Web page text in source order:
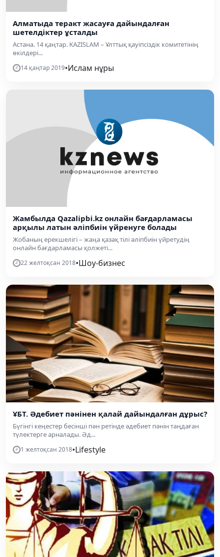
Алматыда теракт жасауға дайындалған
шетелдіктер ұсталды
Астана. 14 қаңтар. KAZISLAM – Ұлттық қауіпсіздік комитетінің
өкілдері...
14 қаңтар 2019•Ислам нұры
Жамбылда Qazalipbi.kz онлайн бағдарламасы
арқылы латын әліпбиін үйренуге болады
Жобаның ерекшелігі – жаңа қазақ тілі әліпбиін үйретудің
онлайн бағдарламасы қолжеті...
22 желтоқсан 2018•Шоу-бизнес
ҰБТ. Әдебиет пәнінен қалай дайындалған дұрыс?
Бүгінгі кеңестер бесінші пән ретінде әдебиет пәнін таңдаған
түлектерге арналады. Әд...
1 желтоқсан 2018•Lifestyle